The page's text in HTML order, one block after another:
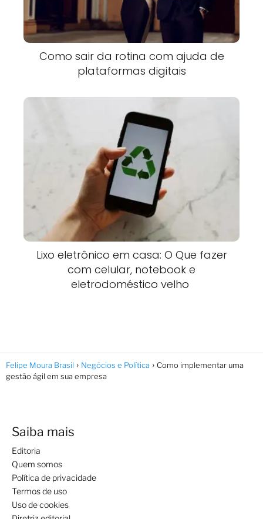
Como sair da rotina com ajuda de
plataformas digitais
Lixo eletrônico em casa: O Que fazer
com celular, notebook e
eletrodoméstico velho
Felipe Moura Brasil Negócios e Política
Como implementar uma
gestão ágil em sua empresa
Saiba mais
Editoria
Quem somos
Política de privacidade
Termos de uso
Uso de cookies